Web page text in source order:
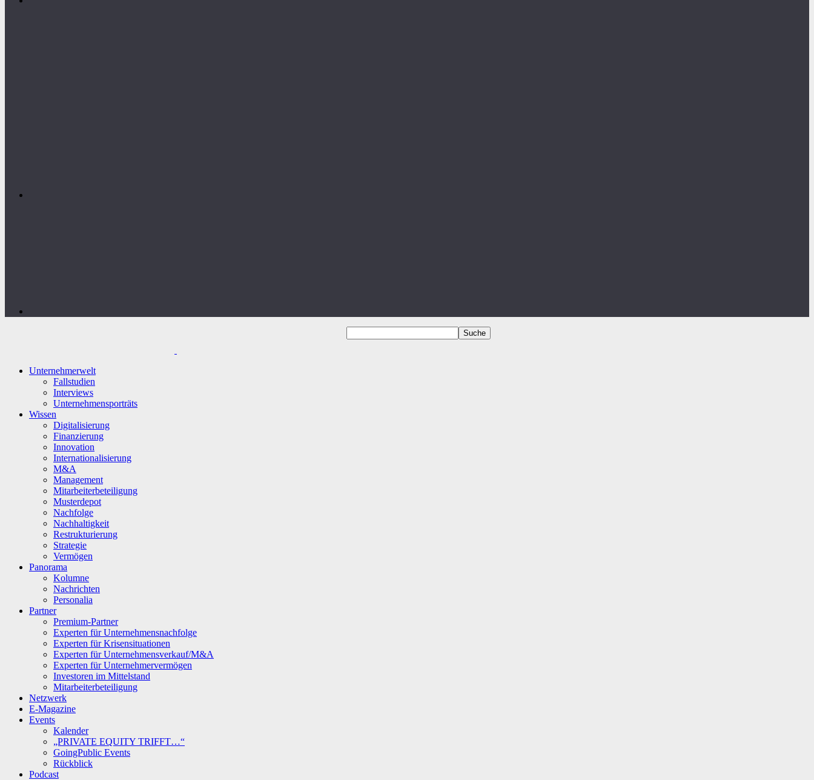
Unternehmerwelt
Fallstudien
Interviews
Unternehmensporträts
Wissen
Digitalisierung
Finanzierung
Innovation
Internationalisierung
M&A
Management
Mitarbeiterbeteiligung
Musterdepot
Nachfolge
Nachhaltigkeit
Restrukturierung
Strategie
Vermögen
Panorama
Kolumne
Nachrichten
Personalia
Partner
Premium-Partner
Experten für Unternehmensnachfolge
Experten für Krisensituationen
Experten für Unternehmensverkauf/M&A
Experten für Unternehmervermögen
Investoren im Mittelstand
Mitarbeiterbeteiligung
Netzwerk
E-Magazine
Events
Kalender
„PRIVATE EQUITY TRIFFT…“
GoingPublic Events
Rückblick
Podcast